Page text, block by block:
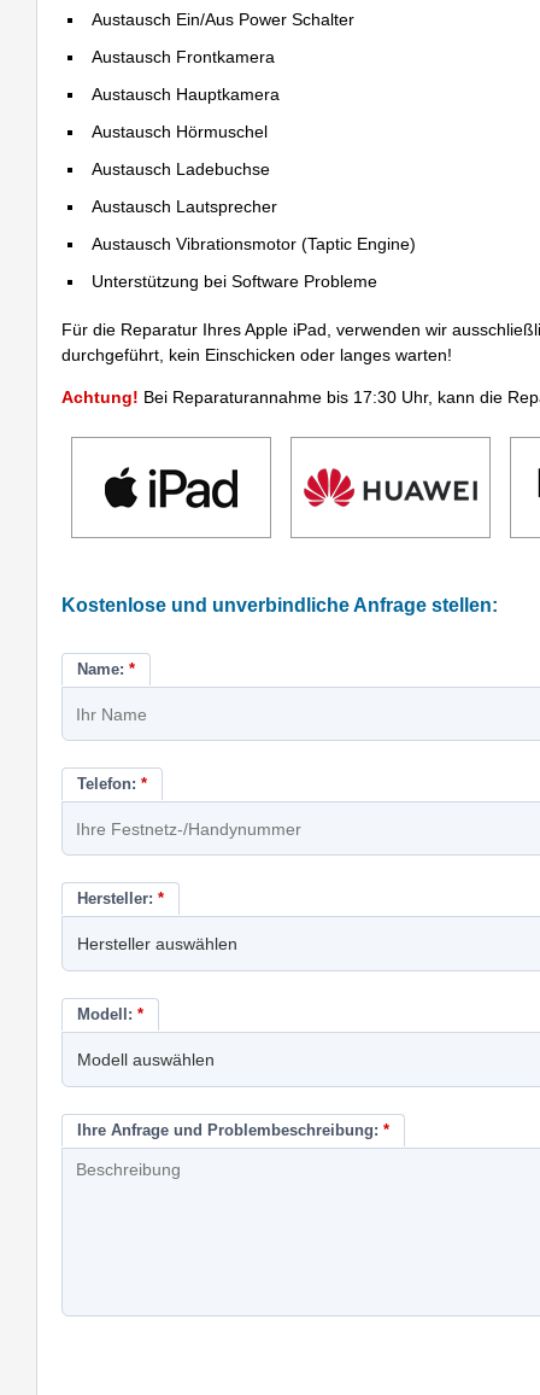
Austausch Ein/Aus Power Schalter
Austausch Frontkamera
Austausch Hauptkamera
Austausch Hörmuschel
Austausch Ladebuchse
Austausch Lautsprecher
Austausch Vibrationsmotor (Taptic Engine)
Unterstützung bei Software Probleme
Für die Reparatur Ihres Apple iPad, verwenden wir
durchgeführt, kein Einschicken oder langes warten!
Achtung! Bei Reparaturannahme bis 17:30 Uhr, kann die
Kostenlose und unverbindliche Anfrage stellen:
Name: *
Telefon: *
Hersteller: *
Modell: *
Ihre Anfrage und Problembeschreibung: *